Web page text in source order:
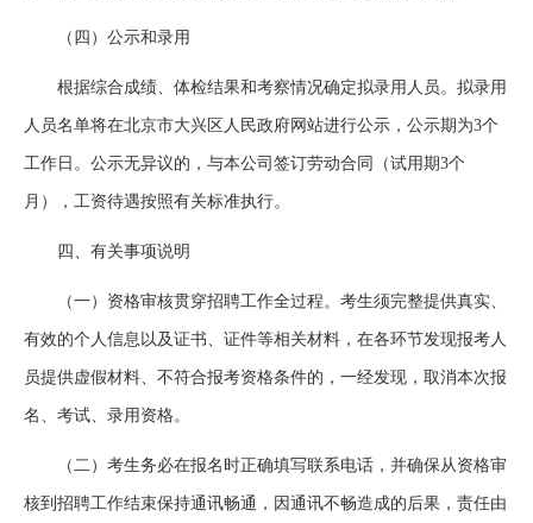
（四）公示和录用
根据综合成绩、体检结果和考察情况确定拟录用人员。拟录用
人员名单将在北京市大兴区人民政府网站进行公示，公示期为3个
工作日。公示无异议的，与本公司签订劳动合同（试用期3个
月），工资待遇按照有关标准执行。
四、有关事项说明
（一）资格审核贯穿招聘工作全过程。考生须完整提供真实、
有效的个人信息以及证书、证件等相关材料，在各环节发现报考人
员提供虚假材料、不符合报考资格条件的，一经发现，取消本次报
名、考试、录用资格。
（二）考生务必在报名时正确填写联系电话，并确保从资格审
核到招聘工作结束保持通讯畅通，因通讯不畅造成的后果，责任由